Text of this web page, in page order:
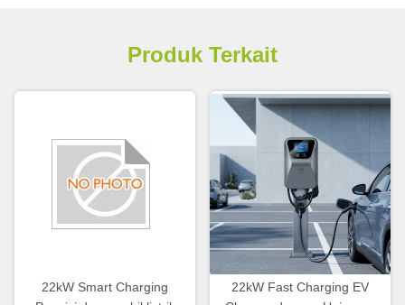
Produk Terkait
22kW Smart Charging
22kW Fast Charging EV